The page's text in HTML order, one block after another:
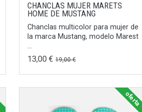
CHANCLAS MUJER MARETS
HOME DE MUSTANG
Chanclas multicolor para mujer de
la marca Mustang, modelo Marest
13,00 €19,00 €
oferta